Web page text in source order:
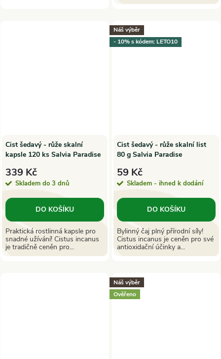
Cist šedavý - růže skalní
kapsle 120 ks Salvia Paradise
339 Kč
Skladem do 3 dnů
DO KOŠÍKU
Praktická rostlinná kapsle pro
snadné užívání! Cistus incanus
je tradičně ceněn pro...
Náš výběr
- 10% s kódem: LETO10
Cist šedavý - růže skalní list
80 g Salvia Paradise
59 Kč
Skladem - ihned k dodání
DO KOŠÍKU
Bylinný čaj plný přírodní síly!
Cistus incanus je ceněn pro své
antioxidační účinky a...
Náš výběr
Ověřeno